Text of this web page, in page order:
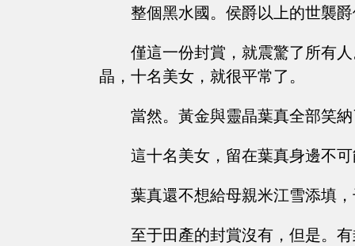
整個黑水國。侯爵以上的世襲
僅這一份封賞，就震驚了所有
晶，十名美女，就很平常了。
當然。黃金與靈晶葉真全部笑
這十名美女，留在葉真身邊不
葉真還不想給母親米江雪添填
至于田產的封賞沒有，但是。